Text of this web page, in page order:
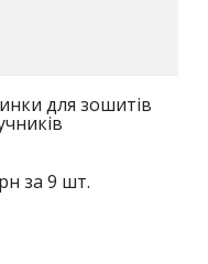
для зошитів
за 9 шт.